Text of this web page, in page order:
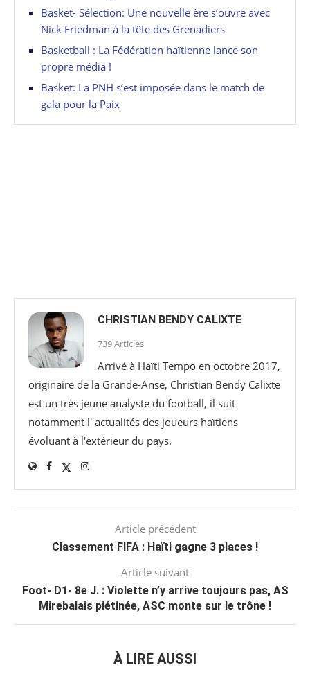
Basket- Sélection: Une nouvelle ère s’ouvre avec
Nick Friedman à la tête des Grenadiers
Basketball : La Fédération haïtienne lance son
propre média !
Basket: La PNH s’est imposée dans le match de
gala pour la Paix
CHRISTIAN BENDY CALIXTE
739 Articles
Arrivé à Haïti Tempo en octobre 2017,
originaire de la Grande-Anse, Christian Bendy Calixte
est un très jeune analyste du football, il suit
notamment l' actualités des joueurs haïtiens
évoluant à l'extérieur du pays.
Article précédent
Classement FIFA : Haïti gagne 3 places !
Article suivant
Foot- D1- 8e J. : Violette n’y arrive toujours pas, AS
Mirebalais piétinée, ASC monte sur le trône !
À LIRE AUSSI